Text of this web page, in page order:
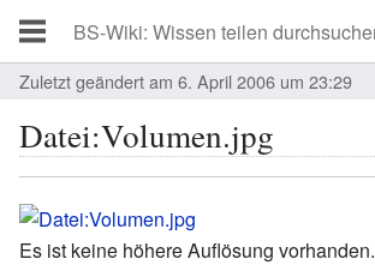
Zuletzt geändert am 6. April 2006 um 23:29
Datei:Volumen.jpg
Es ist keine höhere Auflösung vorhanden.